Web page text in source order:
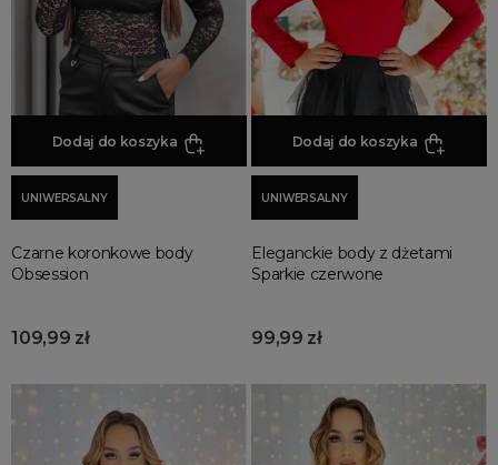
Dodaj do koszyka
UNIWERSALNY
Czarne koronkowe body
Obsession
109,99 zł
Dodaj do koszyka
UNIWERSALNY
Eleganckie body z dżetami
Sparkie czerwone
99,99 zł